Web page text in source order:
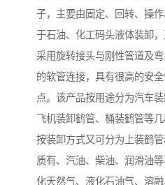
子，主要由固定、回转、操
于石油、化工码头液体装卸
采用旋转接头与刚性管道及
的软管连接，具有很高的安
点。该产品按用途分为汽车
飞机装卸鹤管、桶装鹤管等几
按装卸方式又可分为上装鹤
质有、汽油、柴油、润滑油
化天然气、液化石油气、溶